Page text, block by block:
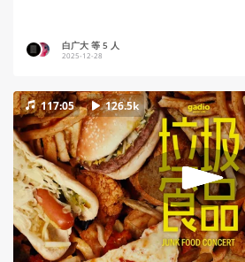
白广大 等 5 人
2025-12-28
117:05 126.5k